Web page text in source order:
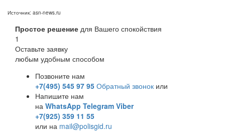
Источник: asn-news.ru
Простое решение для Вашего спокойствия
1
Оставьте заявку
любым удобным способом
Позвоните нам
+7(495) 545 97 95 Обратный звонок или
Напишите нам
на WhatsApp Telegram Viber
+7(925) 359 11 55
или на mail@polisgid.ru